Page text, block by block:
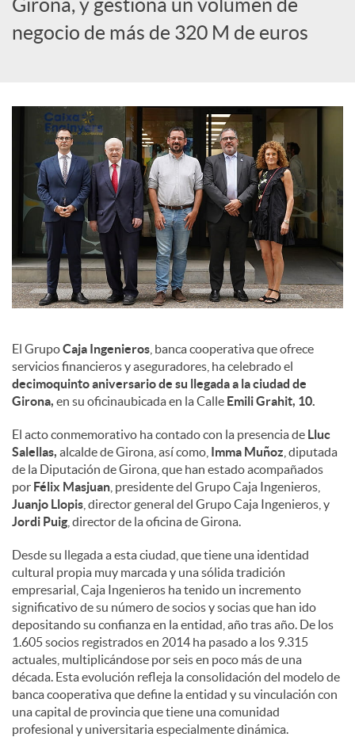
c
e
s
Girona, y gestiona un volumen de
negocio de más de 320 M de euros
El GrupoCaja Ingenieros , banca cooperativa que ofrece
servicios financieros y aseguradores, ha celebrado el
decimoquinto aniversario de su llegada a la ciudad de
Girona, en su oficinaubicada en la Calle Emili Grahit, 10.
El acto conmemorativo ha contado con la presencia de Lluc
Salellas, alcalde de Girona, así como, Imma Muñoz , diputada
de la Diputación de Girona, que han estado acompañados
por Félix Masjuan , presidente del Grupo Caja Ingenieros,
Juanjo Llopis , director general del Grupo Caja Ingenieros, y
Jordi Puig , director de la oficina de Girona.
Desde su llegada a esta ciudad, que tiene una identidad
cultural propia muy marcada y una sólida tradición
empresarial, Caja Ingenieros ha tenido un incremento
significativo de su número de socios y socias que han ido
depositando su confianza en la entidad, año tras año. De los
1.605 socios registrados en 2014 ha pasado a los 9.315
actuales, multiplicándose por seis en poco más de una
década. Esta evolución refleja la consolidación del modelo de
banca cooperativa que define la entidad y su vinculación con
una capital de provincia que tiene una comunidad
profesional y universitaria especialmente dinámica.